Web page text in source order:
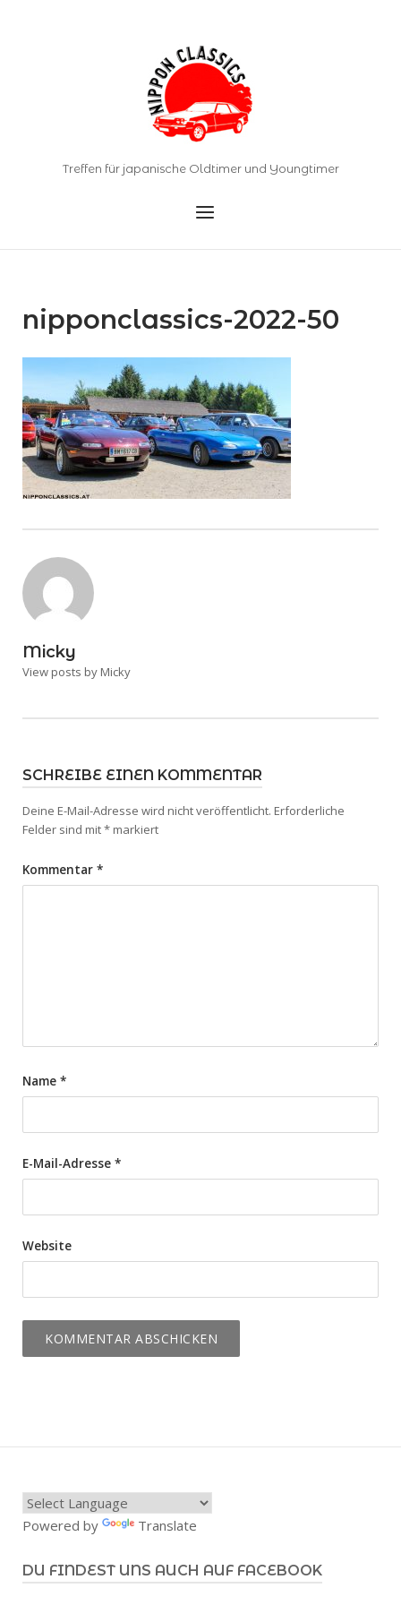
Treffen für japanische Oldtimer und Youngtimer
Menu
nipponclassics-2022-50
Micky
View posts by Micky
SCHREIBE EINEN KOMMENTAR
Deine E-Mail-Adresse wird nicht veröffentlicht. Erforderliche
Felder sind mit* markiert
Kommentar *
Name *
E-Mail-Adresse *
Website
Powered by Translate
DU FINDEST UNS AUCH AUF FACEBOOK